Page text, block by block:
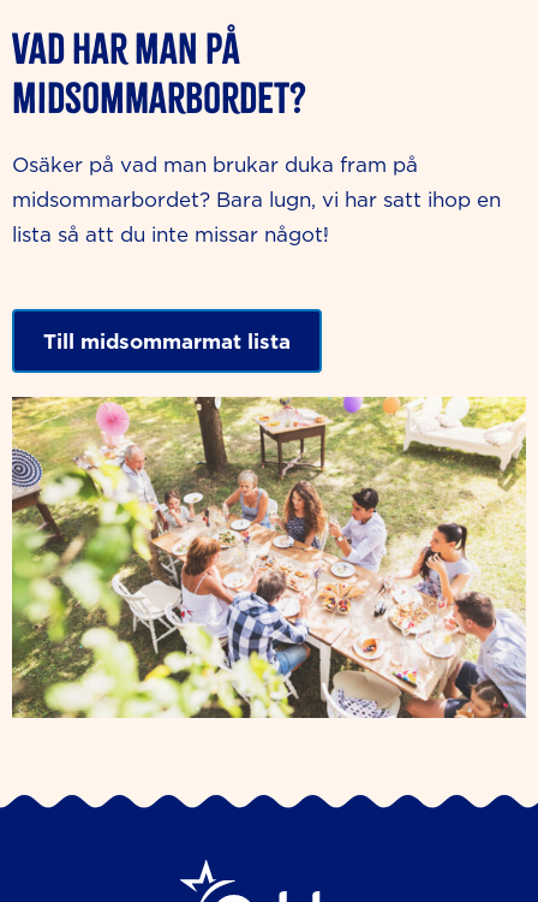
Vad har man på
midsommarbordet?
Osäker på vad man brukar duka fram på
midsommarbordet? Bara lugn, vi har satt ihop en
lista så att du inte missar något!
Till midsommarmat lista